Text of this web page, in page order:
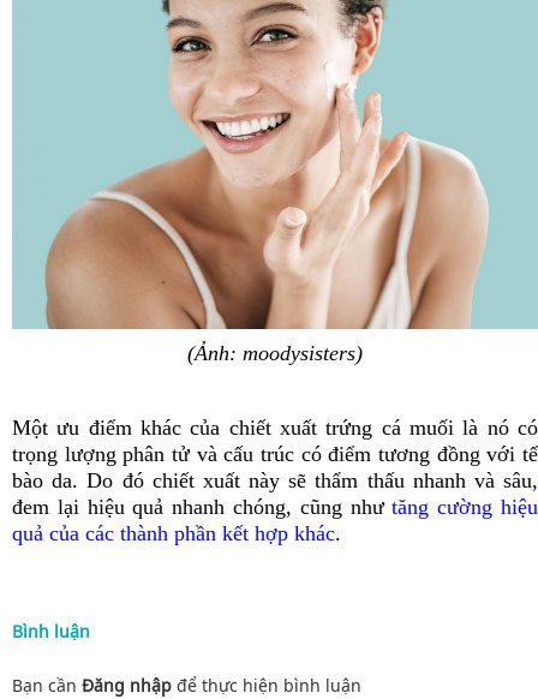
(Ảnh: moodysisters)
Một ưu điểm khác của chiết xuất trứng cá muối là nó có
trọng lượng phân tử và cấu trúc có điểm tương đồng với tế
bào da. Do đó chiết xuất này sẽ thẩm thấu nhanh và sâu,
đem lại hiệu quả nhanh chóng, cũng nhưtăng cường hiệu
quả của các thành phần kết hợp khác.
Bình luận
Bạn cần Đăng nhập để thực hiện bình luận